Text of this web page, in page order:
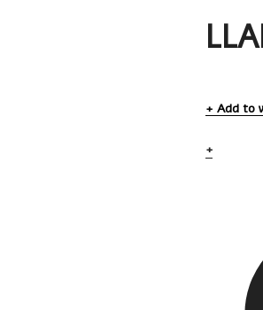
Add to